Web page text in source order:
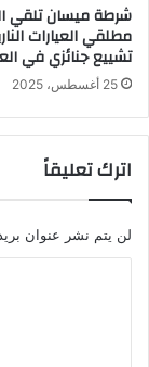
شرطة ميسان تلقي
مطلقي العيارات
تشييع جنائزي في
25 أغسطس، 2025
اترك تعليقاً
لن يتم نشر عنوان